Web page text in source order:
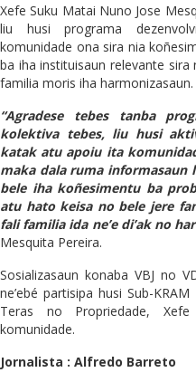
Xefe Suku Matai Nuno Jose
liu husi programa
komunidade ona sira nia
ba iha instituisaun relevante
familia moris iha harmonizasaun.
“Agradese tebes tanba
kolektiva tebes, liu husi
katak atu apoiu ita
maka dala ruma informasaun
bele iha koñesimentu ba
atu hato keisa no bele jere
fali familia ida ne’e di’ak no
Mesquita Pereira.
Sosializasaun konaba VBJ no
ne’ebé partisipa husi Sub-
Teras no Propriedade,
komunidade.
Jornalista : Alfredo Barreto